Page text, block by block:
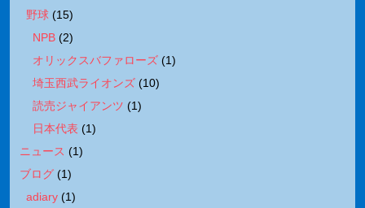
野球 (15)
NPB (2)
オリックスバファローズ (1)
埼玉西武ライオンズ (10)
読売ジャイアンツ (1)
日本代表 (1)
ニュース (1)
ブログ (1)
adiary (1)